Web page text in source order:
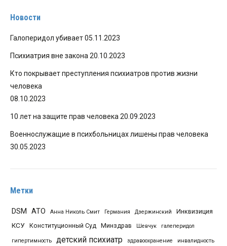
Новости
Галоперидол убивает05.11.2023
Психиатрия вне закона 20.10.2023
Кто покрывает преступления психиатров против жизни
человека
08.10.2023
10 лет на защите прав человека 20.09.2023
Военнослужащие в психбольницах лишены прав человека
30.05.2023
Метки
DSM АТО Анна Николь Смит Германия Дзержинский Инквизиция
КСУ Конституционный Суд Минздрав Шевчук галеперидол
гипертимность детский психиатр здравоохранение инвалидность